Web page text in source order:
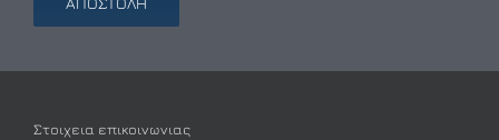
Στοιχεια επικοινωνιας